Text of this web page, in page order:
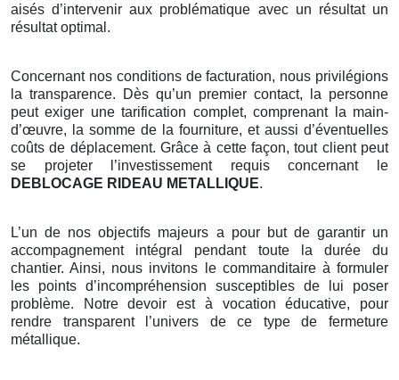
aisés d’intervenir aux problématique avec un résultat un
résultat optimal.
Concernant nos conditions de facturation, nous privilégions
la transparence. Dès qu’un premier contact, la personne
peut exiger une tarification complet, comprenant la main-
d’œuvre, la somme de la fourniture, et aussi d’éventuelles
coûts de déplacement. Grâce à cette façon, tout client peut
se projeter l’investissement requis concernant le
DEBLOCAGE RIDEAU METALLIQUE.
L’un de nos objectifs majeurs a pour but de garantir un
accompagnement intégral pendant toute la durée du
chantier. Ainsi, nous invitons le commanditaire à formuler
les points d’incompréhension susceptibles de lui poser
problème. Notre devoir est à vocation éducative, pour
rendre transparent l’univers de ce type de fermeture
métallique.